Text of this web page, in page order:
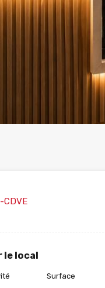
CDVE
local
Surface